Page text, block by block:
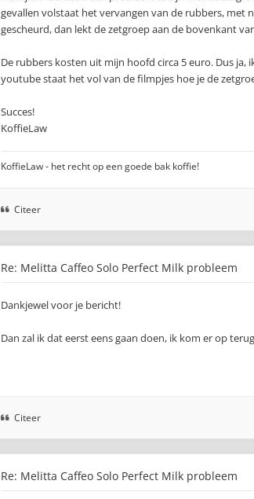
gevallen volstaat het vervangen van de rubbers, met
gescheurd, dan lekt de zetgroep aan de bovenkant
De rubbers kosten uit mijn hoofd circa 5 euro. Dus
youtube staat het vol van de filmpjes hoe je de
Succes!
KoffieLaw
KoffieLaw - het recht op een goede bak koffie!
Citeer
Re: Melitta Caffeo Solo Perfect Milk probleem
Dankjewel voor je bericht!
Dan zal ik dat eerst eens gaan doen, ik kom er op
Citeer
Re: Melitta Caffeo Solo Perfect Milk probleem